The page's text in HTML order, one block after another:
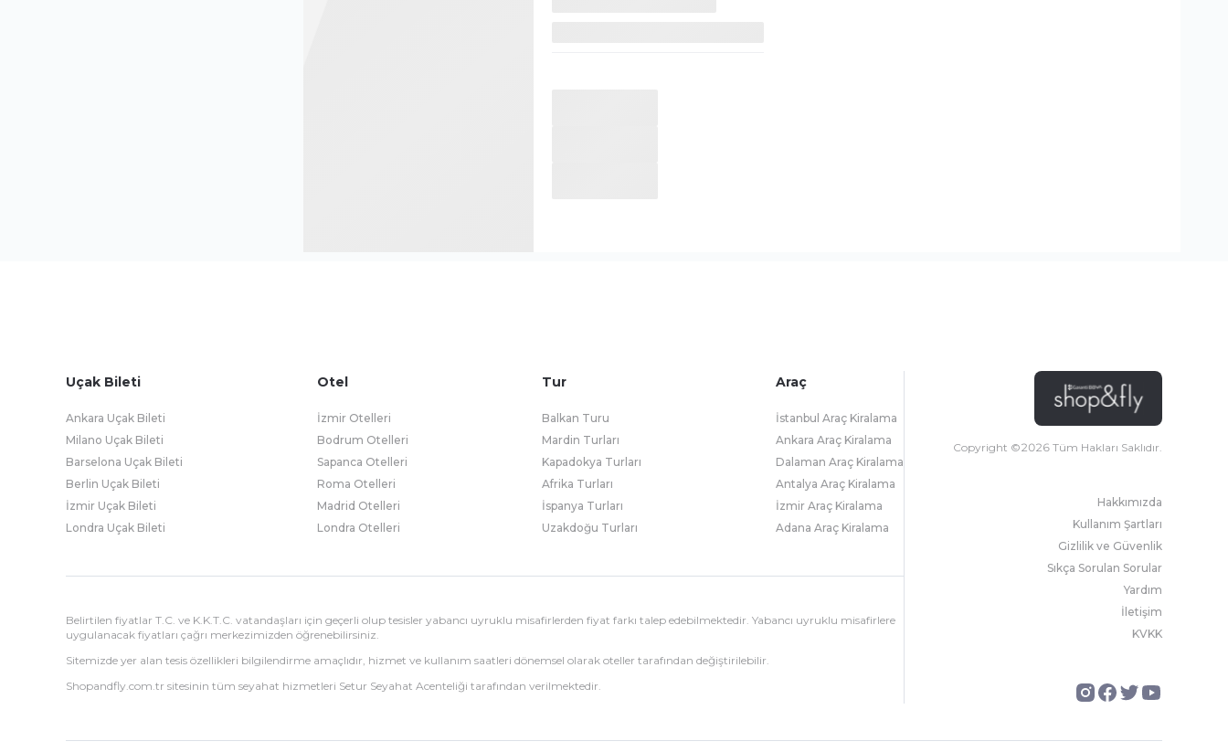
Uçak Bileti
Ankara Uçak Bileti
Milano Uçak Bileti
Barselona Uçak Bileti
Berlin Uçak Bileti
İzmir Uçak Bileti
Londra Uçak Bileti
Otel
İzmir Otelleri
Bodrum Otelleri
Sapanca Otelleri
Roma Otelleri
Madrid Otelleri
Londra Otelleri
Tur
Balkan Turu
Mardin Turları
Kapadokya Turları
Afrika Turları
İspanya Turları
Uzakdoğu Turları
Araç
İstanbul Araç Kiralama
Ankara Araç Kiralama
Dalaman Araç Kiralama
Antalya Araç Kiralama
İzmir Araç Kiralama
Adana Araç Kiralama
Belirtilen fiyatlar T.C. ve K.K.T.C. vatandaşları için geçerli olup tesisler yabancı uyruklu misafirlerden fiyat farkı talep edebilmektedir. Yabancı uyruklu misafirlere
uygulanacak fiyatları çağrı merkezimizden öğrenebilirsiniz.
Sitemizde yer alan tesis özellikleri bilgilendirme amaçlıdır, hizmet ve kullanım saatleri dönemsel olarak oteller tarafından değiştirilebilir.
Shopandfly.com.tr sitesinin tüm seyahat hizmetleri Setur Seyahat Acenteliği tarafından verilmektedir.
Copyright ©2026 Tüm Hakları Saklıdır.
Hakkımızda
Kullanım Şartları
Gizlilik ve Güvenlik
Sıkça Sorulan Sorular
Yardım
İletişim
KVKK